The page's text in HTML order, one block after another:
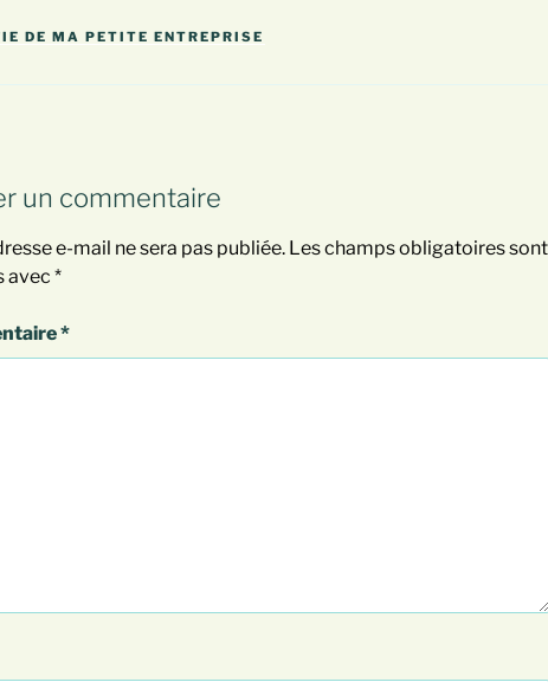
DE MA PETITE ENTREPRISE
un commentaire
e-mail ne sera pas publiée. Les champs obligatoires sont
avec *
*